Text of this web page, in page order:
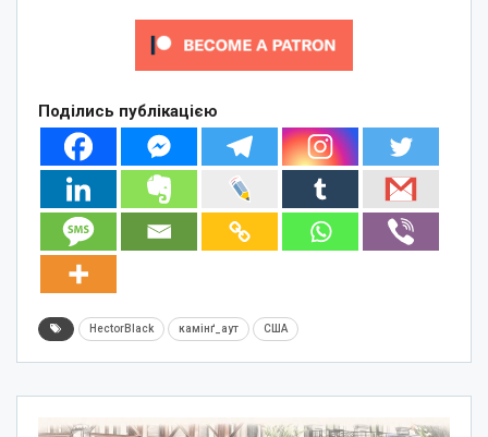
Поділись публікацією
HectorBlack камінґ_аут США